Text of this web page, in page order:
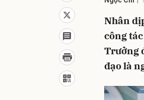
Nhân
công
Trưởng
đạo là